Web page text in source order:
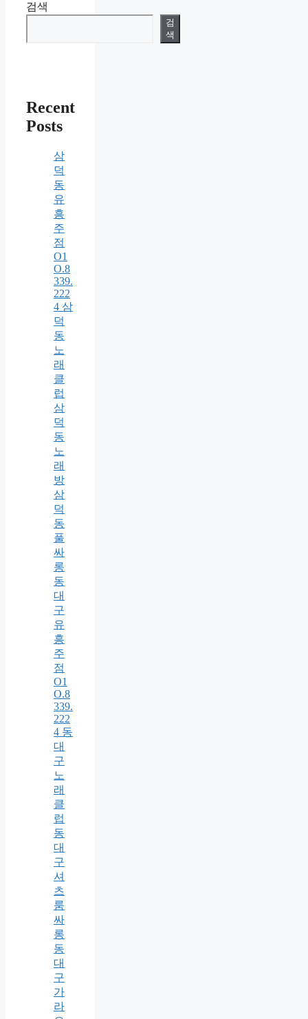
검색
검
색
Recent
Posts
삼
덕
동
유
흥
주
점
O1
O.8
339.
222
4 삼
덕
동
노
래
클
럽
삼
덕
동
노
래
방
삼
덕
동
풀
싸
롱
동
대
구
유
흥
주
점
O1
O.8
339.
222
4 동
대
구
노
래
클
럽
동
대
구
셔
츠
룸
싸
롱
동
대
구
가
라